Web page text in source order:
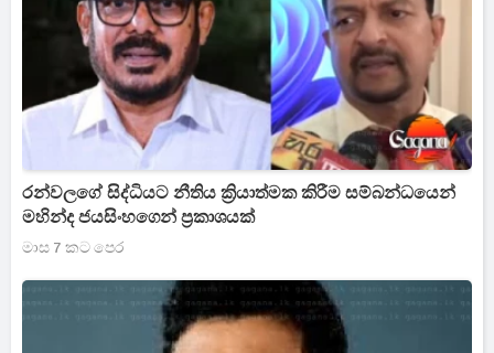
රන්වලගේ සිද්ධියට නීතිය ක්‍රියාත්මක කිරීම සම්බන්ධයෙන්
මහින්ද ජයසිංහගෙන් ප්‍රකාශයක්
මාස 7 කට පෙර